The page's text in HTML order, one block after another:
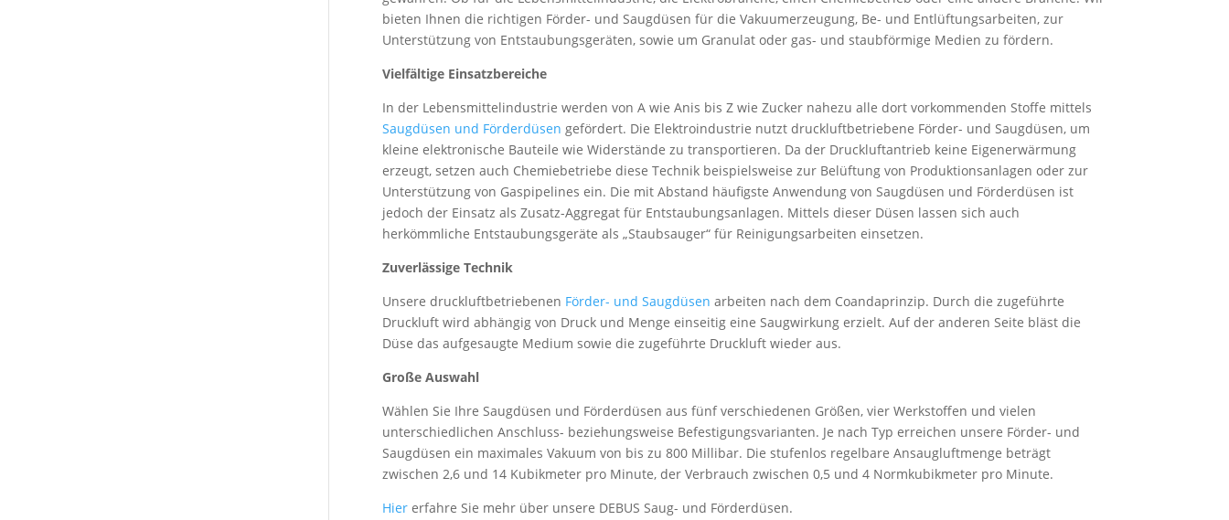
bieten Ihnen die richtigen Förder- und Saugdüsen für die Vakuumerzeugung, Be- und Entlüftungsarbeiten, zur
Unterstützung von Entstaubungsgeräten, sowie um Granulat oder gas- und staubförmige Medien zu fördern.
Vielfältige Einsatzbereiche
In der Lebensmittelindustrie werden von A wie Anis bis Z wie Zucker nahezu alle dort vorkommenden Stoffe mittels
Saugdüsen und Förderdüsen gefördert. Die Elektroindustrie nutzt druckluftbetriebene Förder- und Saugdüsen, um
kleine elektronische Bauteile wie Widerstände zu transportieren. Da der Druckluftantrieb keine Eigenerwärmung
erzeugt, setzen auch Chemiebetriebe diese Technik beispielsweise zur Belüftung von Produktionsanlagen oder zur
Unterstützung von Gaspipelines ein. Die mit Abstand häufigste Anwendung von Saugdüsen und Förderdüsen ist
jedoch der Einsatz als Zusatz-Aggregat für Entstaubungsanlagen. Mittels dieser Düsen lassen sich auch
herkömmliche Entstaubungsgeräte als „Staubsauger“ für Reinigungsarbeiten einsetzen.
Zuverlässige Technik
Unsere druckluftbetriebenen Förder- und Saugdüsen arbeiten nach dem Coandaprinzip. Durch die zugeführte
Druckluft wird abhängig von Druck und Menge einseitig eine Saugwirkung erzielt. Auf der anderen Seite bläst die
Düse das aufgesaugte Medium sowie die zugeführte Druckluft wieder aus.
Große Auswahl
Wählen Sie Ihre Saugdüsen und Förderdüsen aus fünf verschiedenen Größen, vier Werkstoffen und vielen
unterschiedlichen Anschluss- beziehungsweise Befestigungsvarianten. Je nach Typ erreichen unsere Förder- und
Saugdüsen ein maximales Vakuum von bis zu 800 Millibar. Die stufenlos regelbare Ansaugluftmenge beträgt
zwischen 2,6 und 14 Kubikmeter pro Minute, der Verbrauch zwischen 0,5 und 4 Normkubikmeter pro Minute.
Hiererfahre Sie mehr über unsere DEBUS Saug- und Förderdüsen.